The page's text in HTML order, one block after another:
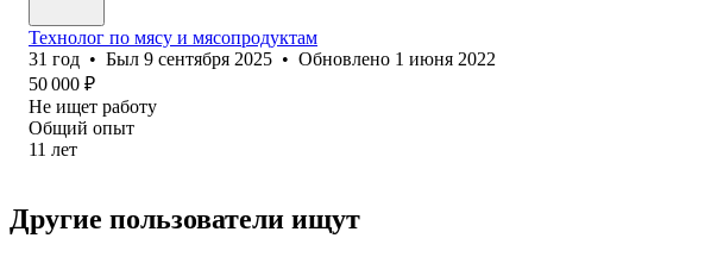
Технолог по мясу и мясопродуктам
31 год • Был 9 сентября 2025 • Обновлено 1 июня 2022
50 000 ₽
Не ищет работу
Общий опыт
11 лет
Другие пользователи ищут